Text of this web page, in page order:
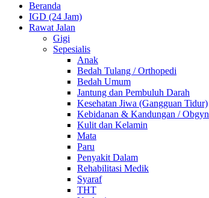
Beranda
IGD (24 Jam)
Rawat Jalan
Gigi
Sepesialis
Anak
Bedah Tulang / Orthopedi
Bedah Umum
Jantung dan Pembuluh Darah
Kesehatan Jiwa (Gangguan Tidur)
Kebidanan & Kandungan / Obgyn
Kulit dan Kelamin
Mata
Paru
Penyakit Dalam
Rehabilitasi Medik
Syaraf
THT